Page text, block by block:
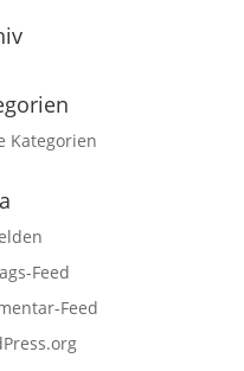
Kategorien
Feed
Feed